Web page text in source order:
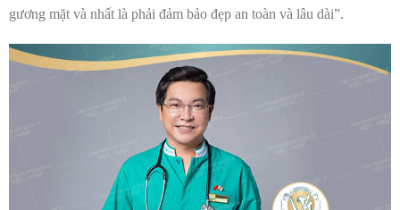
gương mặt và nhất là phải đảm bảo đẹp an toàn và lâu dài”.